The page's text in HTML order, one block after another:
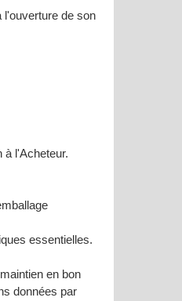
l'ouverture de son
à l'Acheteur.
essentielles.
en bon
données par